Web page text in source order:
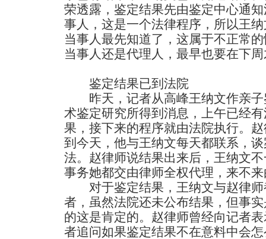
荣透露，鉴定结果先由鉴定中心通
事人，这是一个法律程序，所以王
当事人最先知道了，这属于不正常
当事人还是代理人，最早也要在下
鉴定结果已到法院
昨天，记者从高峰王纳文作亲
术鉴定研究所得到消息，上午已经
果，接下来的程序就由法院执行。
到今天，他与王纳文每天都联系，
法。赵律师说结果出来后，王纳文
事务她都交由律师全权代理，来不
对于鉴定结果，王纳文与赵律师
者，虽然法院还未公布结果，但事
的这是肯定的。赵律师曾经向记者
者追问如果鉴定结果不在意料中会